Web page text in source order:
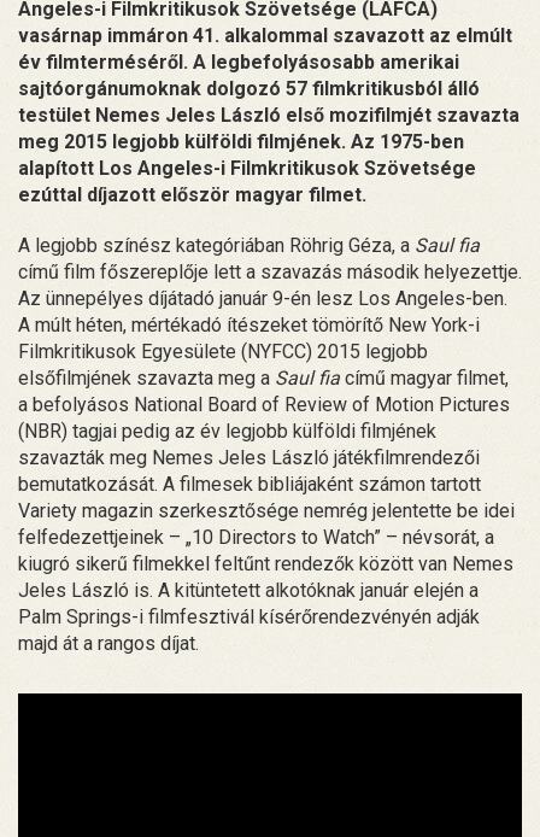
Angeles-i Filmkritikusok Szövetsége (LAFCA)
vasárnap immáron 41. alkalommal szavazott az elmúlt
év filmterméséről. A legbefolyásosabb amerikai
sajtóorgánumoknak dolgozó 57 filmkritikusból álló
testület Nemes Jeles László első mozifilmjét szavazta
meg 2015 legjobb külföldi filmjének. Az 1975-ben
alapított Los Angeles-i Filmkritikusok Szövetsége
ezúttal díjazott először magyar filmet.
A legjobb színész kategóriában Röhrig Géza, a Saul fia
című film főszereplője lett a szavazás második helyezettje.
Az ünnepélyes díjátadó január 9-én lesz Los Angeles-ben.
A múlt héten, mértékadó ítészeket tömörítő New York-i
Filmkritikusok Egyesülete (NYFCC) 2015 legjobb
elsőfilmjének szavazta meg a Saul fia című magyar filmet,
a befolyásos National Board of Review of Motion Pictures
(NBR) tagjai pedig az év legjobb külföldi filmjének
szavazták meg Nemes Jeles László játékfilmrendezői
bemutatkozását. A filmesek bibliájaként számon tartott
Variety magazin szerkesztősége nemrég jelentette be idei
felfedezettjeinek – „10 Directors to Watch” – névsorát, a
kiugró sikerű filmekkel feltűnt rendezők között van Nemes
Jeles László is. A kitüntetett alkotóknak január elején a
Palm Springs-i filmfesztivál kísérőrendezvényén adják
majd át a rangos díjat.